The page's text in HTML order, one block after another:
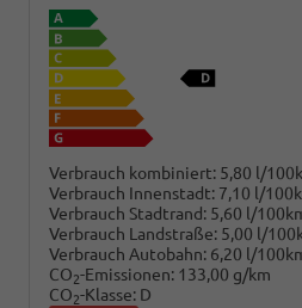
Verbrauch kombiniert: 5,80 l/
Verbrauch Innenstadt: 7,10 l/
Verbrauch Stadtrand: 5,60 l/
Verbrauch Landstraße: 5,00 l/
Verbrauch Autobahn: 6,20 l/
CO2-Emissionen: 133,00 g/km
CO2-Klasse: D